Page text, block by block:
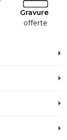
Gravure
offerte